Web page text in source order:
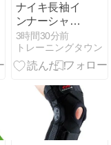
ナイキ長袖イ
ンナーシャツ
FB7920-100を
深掘り解説
3時間30分前
トレーニングタウン